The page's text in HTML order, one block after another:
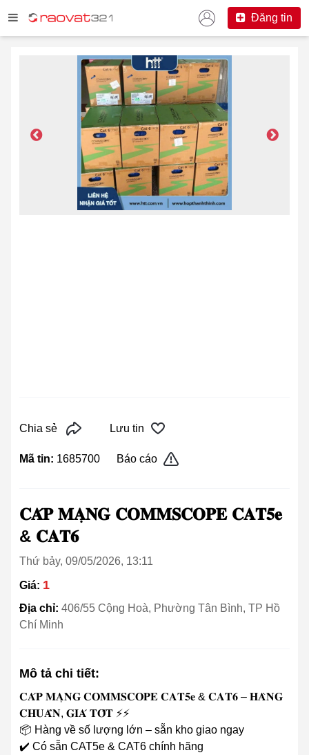
Đăng tin
Chia sẻ Lưu tin
Mã tin: 1685700 Báo cáo
𝐂𝐀́𝐏 𝐌𝐀̣𝐍𝐆 𝐂𝐎𝐌𝐌𝐒𝐂𝐎𝐏𝐄 𝐂𝐀𝐓𝟓𝐞
& 𝐂𝐀𝐓𝟔
Thứ bảy, 09/05/2026, 13:11
Giá: 1
Địa chỉ: 406/55 Cộng Hoà, Phường Tân Bình, TP Hồ
Chí Minh
Mô tả chi tiết:
𝐂𝐀́𝐏 𝐌𝐀̣𝐍𝐆 𝐂𝐎𝐌𝐌𝐒𝐂𝐎𝐏𝐄 𝐂𝐀𝐓𝟓𝐞 & 𝐂𝐀𝐓𝟔 – 𝐇𝐀̀𝐍𝐆
𝐂𝐇𝐔𝐀̂̉𝐍, 𝐆𝐈𝐀́ 𝐓𝐎̂́𝐓 ⚡️⚡️
‎📦 Hàng về số lượng lớn – sẵn kho giao ngay
‎✔️ Có sẵn CAT5e & CAT6 chính hãng